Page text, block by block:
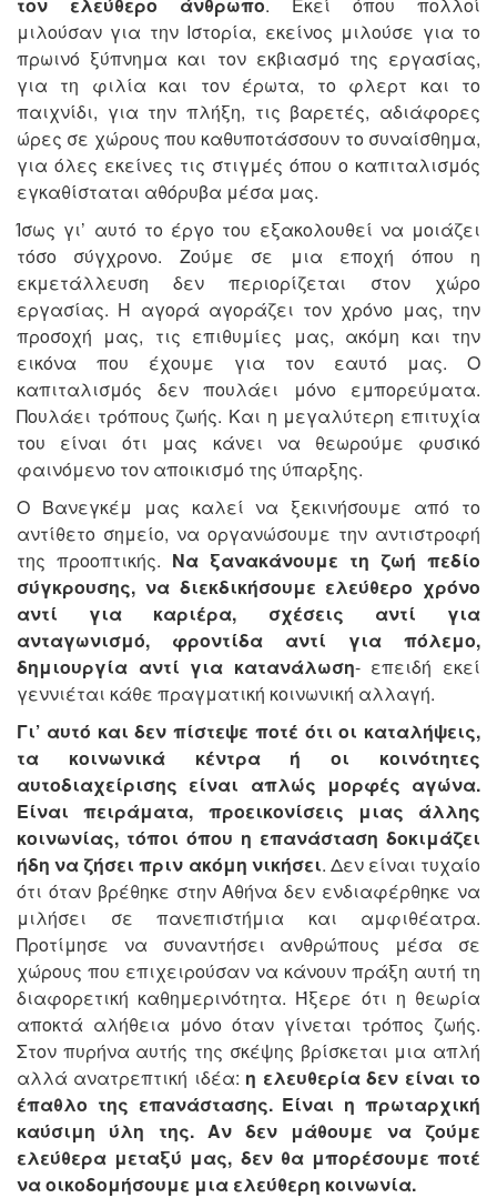
μιλούσαν για την Ιστορία, εκείνος μιλούσε για το
πρωινό ξύπνημα και τον εκβιασμό της εργασίας,
για τη φιλία και τον έρωτα, το φλερτ και το
παιχνίδι, για την πλήξη, τις βαρετές, αδιάφορες
ώρες σε χώρους που καθυποτάσσουν το συναίσθημα,
για όλες εκείνες τις στιγμές όπου ο καπιταλισμός
εγκαθίσταται αθόρυβα μέσα μας.
Ίσως γι’ αυτό το έργο του εξακολουθεί να μοιάζει
τόσο σύγχρονο. Ζούμε σε μια εποχή όπου η
εκμετάλλευση δεν περιορίζεται στον χώρο
εργασίας. Η αγορά αγοράζει τον χρόνο μας, την
προσοχή μας, τις επιθυμίες μας, ακόμη και την
εικόνα που έχουμε για τον εαυτό μας. Ο
καπιταλισμός δεν πουλάει μόνο εμπορεύματα.
Πουλάει τρόπους ζωής. Και η μεγαλύτερη επιτυχία
του είναι ότι μας κάνει να θεωρούμε φυσικό
φαινόμενο τον αποικισμό της ύπαρξης.
Ο Βανεγκέμ μας καλεί να ξεκινήσουμε από το
αντίθετο σημείο, να οργανώσουμε την αντιστροφή
της προοπτικής. Να ξανακάνουμε τη ζωή πεδίο
σύγκρουσης, να διεκδικήσουμε ελεύθερο χρόνο
αντί για καριέρα, σχέσεις αντί για
ανταγωνισμό, φροντίδα αντί για πόλεμο,
δημιουργία αντί για κατανάλωση- επειδή εκεί
γεννιέται κάθε πραγματική κοινωνική αλλαγή.
Γι’ αυτό και δεν πίστεψε ποτέ ότι οι καταλήψεις,
τα κοινωνικά κέντρα ή οι κοινότητες
αυτοδιαχείρισης είναι απλώς μορφές αγώνα.
Είναι πειράματα, προεικονίσεις μιας άλλης
κοινωνίας, τόποι όπου η επανάσταση δοκιμάζει
ήδη να ζήσει πριν ακόμη νικήσει. Δεν είναι τυχαίο
ότι όταν βρέθηκε στην Αθήνα δεν ενδιαφέρθηκε να
μιλήσει σε πανεπιστήμια και αμφιθέατρα.
Προτίμησε να συναντήσει ανθρώπους μέσα σε
χώρους που επιχειρούσαν να κάνουν πράξη αυτή τη
διαφορετική καθημερινότητα. Ήξερε ότι η θεωρία
αποκτά αλήθεια μόνο όταν γίνεται τρόπος ζωής.
Στον πυρήνα αυτής της σκέψης βρίσκεται μια απλή
αλλά ανατρεπτική ιδέα: η ελευθερία δεν είναι το
έπαθλο της επανάστασης. Είναι η πρωταρχική
καύσιμη ύλη της. Αν δεν μάθουμε να ζούμε
ελεύθερα μεταξύ μας, δεν θα μπορέσουμε ποτέ
να οικοδομήσουμε μια ελεύθερη κοινωνία.